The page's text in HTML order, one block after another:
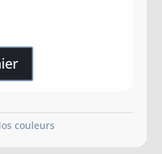
couleurs